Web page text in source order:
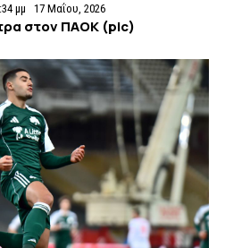
μμ 17 Μαΐου, 2026
στον ΠΑΟΚ (pic)